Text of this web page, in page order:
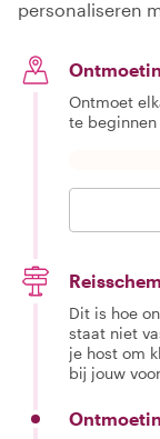
personaliseren
Ontmoet
te beginnen
Dit is hoe
staat niet
je host om
bij jouw